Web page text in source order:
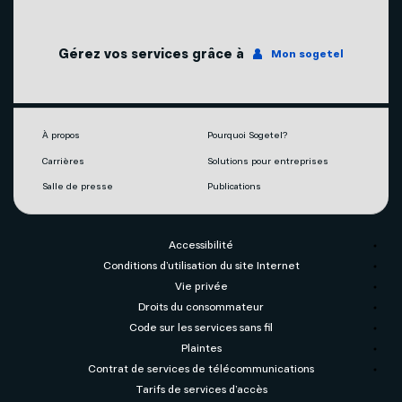
Mobilité
Capsules vidéos
Gérez vos services grâce à Mon sogetel
À propos Pourquoi Sogetel?
Carrières Solutions pour entreprises
Salle de presse Publications
Accessibilité
Conditions d’utilisation du site Internet
Vie privée
Droits du consommateur
Code sur les services sans fil
Plaintes
Contrat de services de télécommunications
Tarifs de services d’accès